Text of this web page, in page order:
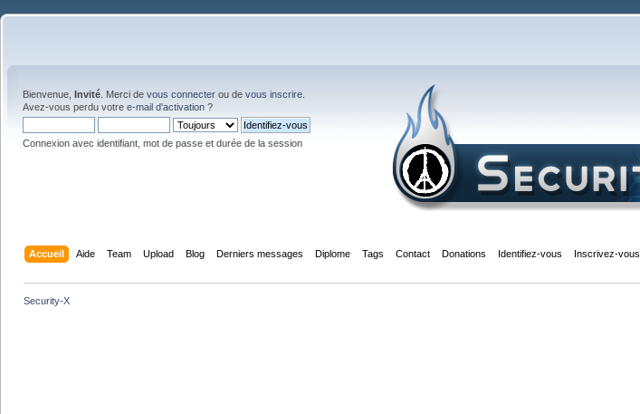
Bienvenue, Invité . Merci de vous connecter ou de vous inscrire
Avez-vous perdu votre e-mail d'activation ?
Connexion avec identifiant, mot de passe et durée de la session
Accueil Aide Team Upload Blog Derniers messages Diplome Tags Contact Donations Identifiez-vous Inscrivez-vous
Security-X